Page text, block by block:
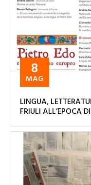
8
MAG
LINGUA,
FRIULI ALL’EPOCA